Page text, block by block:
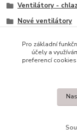
Ventilátory -
Nové ventilátory
© 2014 - 2025 Díly
Pro základní
účely a
preferencí